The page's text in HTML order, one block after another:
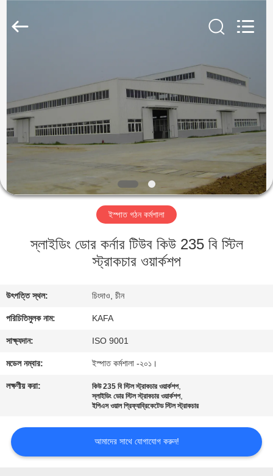
পণ্য
ভিডিও
ভিআর
শো
আমাদের
কারখানা
পরিদর্শন
গুণমান
নিয়ন্ত্রণ
সাথে
যোগাযোগ
Qingdao
ইস্পাত গঠন কর্মশালা
স্লাইডিং ডোর কর্নার টিউব কিউ 235 বি স্টিল
স্ট্রাকচার ওয়ার্কশপ
উৎপত্তি স্থল: চিংদাও, চীন
পরিচিতিমুলক নাম: KAFA
সাক্ষ্যদান: ISO 9001
মডেল নম্বার: ইস্পাত কর্মশালা -২০১।
লক্ষণীয় করা: কিউ 235 বি স্টিল স্ট্রাকচার ওয়ার্কশপ,
স্লাইডিং ডোর স্টিল স্ট্রাকচার ওয়ার্কশপ,
ইপিএস ওয়াল প্রিফ্যাব্রিকেটেড স্টিল স্ট্রাকচার
আমাদের সাথে যোগাযোগ করুন!